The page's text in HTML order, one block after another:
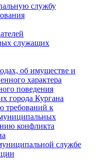
службу
служащих
об имуществе и
характера
поведения
города Кургана
требований к
конфликта
службе